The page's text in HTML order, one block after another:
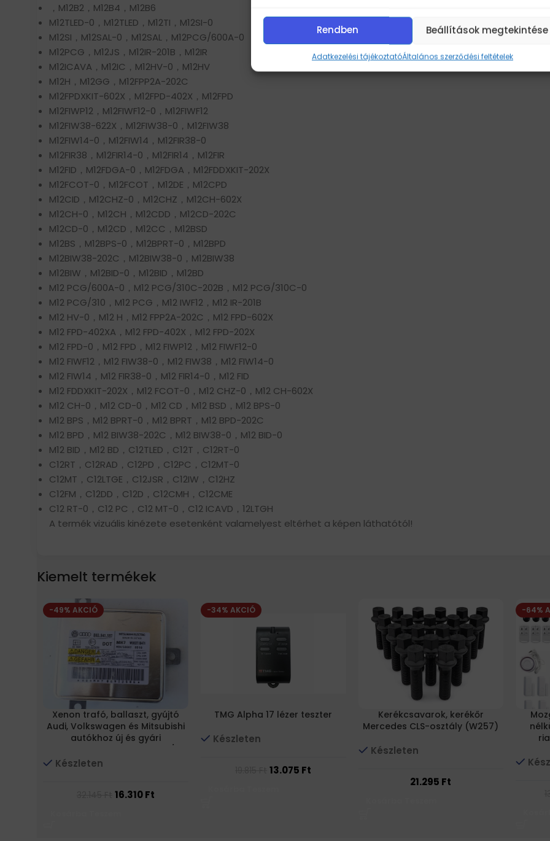
Rendben Beállítások megtekintése
Adatkezelési tájékoztatóÁltalános szerződési feltételek
，M12B2，M12B4，M12B6
M12TLED-0，M12TLED，M12TI，M12SI-0
M12SI，M12SAL-0，M12SAL，M12PCG/600A-0
M12PCG，M12JS，M12IR-201B，M12IR
M12ICAVA，M12IC，M12HV-0，M12HV
M12H，M12GG，M12FPP2A-202C
M12FPDXKIT-602X，M12FPD-402X，M12FPD
M12FIWP12，M12FIWF12-0，M12FIWF12
M12FIW38-622X，M12FIW38-0，M12FIW38
M12FIW14-0，M12FIW14，M12FIR38-0
M12FIR38，M12FIR14-0，M12FIR14，M12FIR
M12FID，M12FDGA-0，M12FDGA，M12FDDXKIT-202X
M12FCOT-0，M12FCOT，M12DE，M12CPD
M12CID，M12CHZ-0，M12CHZ，M12CH-602X
M12CH-0，M12CH，M12CDD，M12CD-202C
M12CD-0，M12CD，M12CC，M12BSD
M12BS，M12BPS-0，M12BPRT-0，M12BPD
M12BIW38-202C，M12BIW38-0，M12BIW38
M12BIW，M12BID-0，M12BID，M12BD
M12 PCG/600A-0，M12 PCG/310C-202B，M12 PCG/310C-0
M12 PCG/310，M12 PCG，M12 IWF12，M12 IR-201B
M12 HV-0，M12 H，M12 FPP2A-202C，M12 FPD-602X
M12 FPD-402XA，M12 FPD-402X，M12 FPD-202X
M12 FPD-0，M12 FPD，M12 FIWP12，M12 FIWF12-0
M12 FIWF12，M12 FIW38-0，M12 FIW38，M12 FIW14-0
M12 FIW14，M12 FIR38-0，M12 FIR14-0，M12 FID
M12 FDDXKIT-202X，M12 FCOT-0，M12 CHZ-0，M12 CH-602X
M12 CH-0，M12 CD-0，M12 CD，M12 BSD，M12 BPS-0
M12 BPS，M12 BPRT-0，M12 BPRT，M12 BPD-202C
M12 BPD，M12 BIW38-202C，M12 BIW38-0，M12 BID-0
M12 BID，M12 BD，C12TLED，C12T，C12RT-0
C12RT，C12RAD，C12PD，C12PC，C12MT-0
C12MT，C12LTGE，C12JSR，C12IW，C12HZ
C12FM，C12DD，C12D，C12CMH，C12CME
C12 RT-0，C12 PC，C12 MT-0，C12 ICAVD，12LTGH
A termék vizuális kinézete esetenként valamelyest eltérhet a képen láthatótól!
Kiemelt termékek
-49% AKCIÓ
Xenon trafó, ballaszt, gyújtó
Audi, Volkswagen és Mitsubishi
autókhoz új és gyári
minőségben W003T20171 /
8K0941597B / 8K0941597C
Készleten
16.310Ft
-34% AKCIÓ
TMG Alpha 17 lézer teszter
Készleten
13.075 Ft
Kerékcsavarok, kerékőr
Mercedes CLS-osztály (W257)
Készleten
21.295 Ft
-64%